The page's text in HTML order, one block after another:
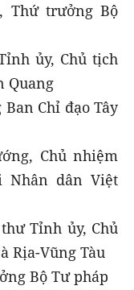
Thứ trưởng Bộ
ủy, Chủ tịch
Quang
Chỉ đạo Tây
Chủ nhiệm
Nhân dân Việt
Tỉnh ủy, Chủ
Rịa-Vũng Tàu
Bộ Tư pháp